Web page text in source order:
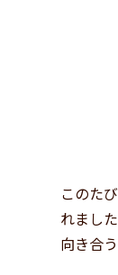
このた
れまし
向き合